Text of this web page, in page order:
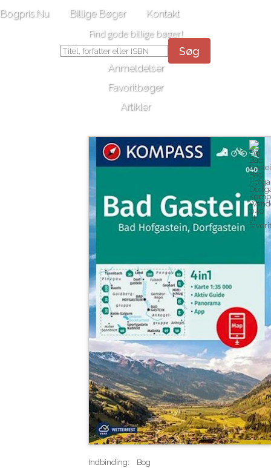
Bogpris.Nu Billige Bøger Kontakt
Find gode billige bøger!
Søg
Anmeldelser
Favoritbøger
Artikler
Indbinding:
Bog